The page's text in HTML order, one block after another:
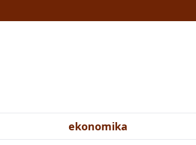
ekonomika